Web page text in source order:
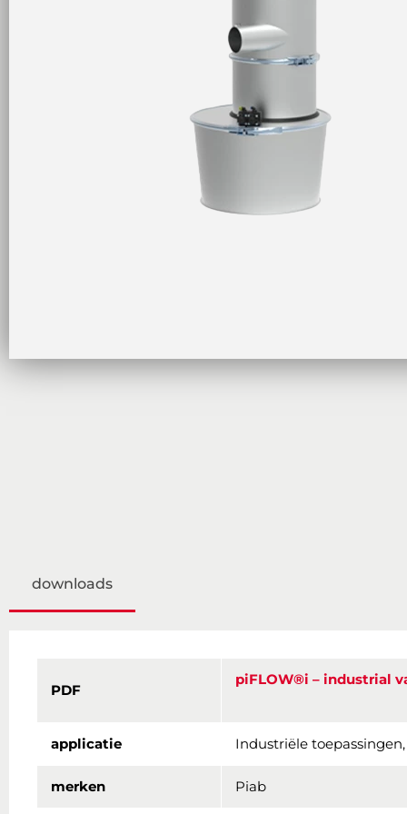
downloads
PDF
piFLOW®i – industrial
applicatie Industriële
merken Piab